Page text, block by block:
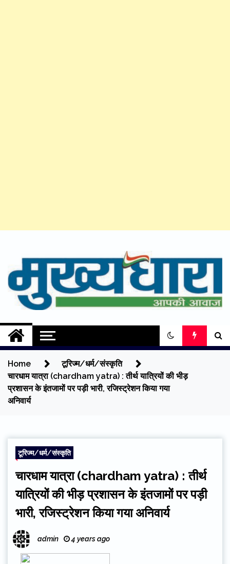
content
Mukhyadhara
Aapki Aawaz
Home
टूरिज्म/धर्म/संस्कृति
चारधाम यात्रा (chardham yatra) : तीर्थ यात्रियों की भीड़
प्रशासन के इंतजामों पर पड़ी भारी, रजिस्ट्रेशन किया गया
अनिवार्य
टूरिज्म/धर्म/संस्कृति
चारधाम यात्रा (chardham yatra) : तीर्थ
यात्रियों की भीड़ प्रशासन के इंतजामों पर पड़ी
भारी, रजिस्ट्रेशन किया गया अनिवार्य
admin 4 years ago